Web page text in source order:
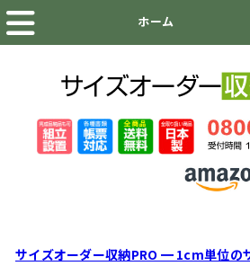
サイズオーダー収納PRO ━ 1cm単位の